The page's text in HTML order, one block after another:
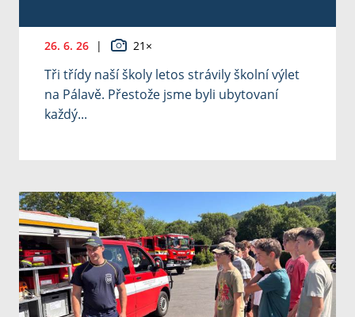
26. 6. 26 | 21×
Tři třídy naší školy letos strávily školní výlet
na Pálavě. Přestože jsme byli ubytovaní
každý...